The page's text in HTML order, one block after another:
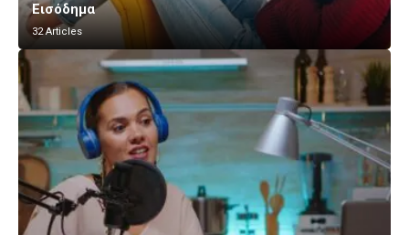
Εισόδημα
32 Articles